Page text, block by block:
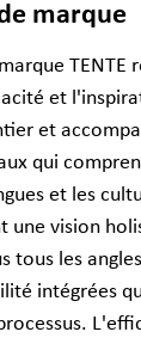
marque
TENTE
et
et
qui
et les
une vision
tous les
intégrées